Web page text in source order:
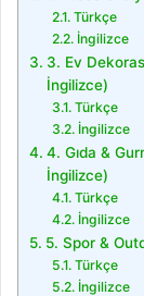
Türkçe
İngilizce
3. Ev
İngilizce)
Türkçe
İngilizce
4. Gıda &
İngilizce)
Türkçe
İngilizce
5. Spor &
Türkçe
İngilizce